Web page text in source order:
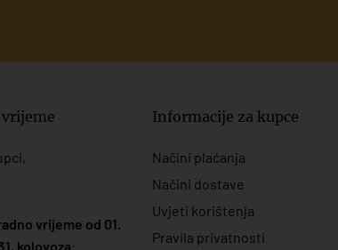
vrijeme
vrijeme od 01.
kolovoza:
Informacije za kupce
Načini plaćanja
Načini dostave
Uvjeti korištenja
Pravila privatnosti